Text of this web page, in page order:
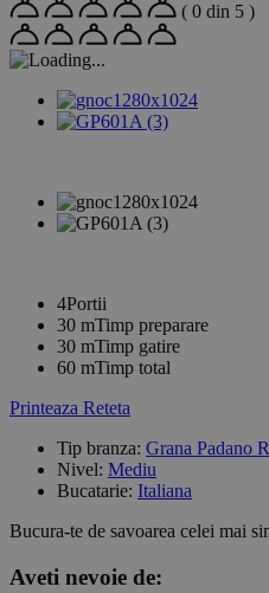
( 0 din 5 )
4Portii
30 mTimp preparare
30 mTimp gatire
60 mTimp total
Printeaza Reteta
Tip branza: Grana Padano
Nivel: Mediu
Bucatarie: Italiana
Bucura-te de savoarea celei mai
Aveti nevoie de: